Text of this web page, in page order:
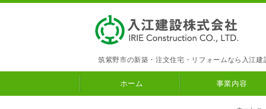
筑紫野市の新築・注文住宅・リフォームなら入江建
ホーム 事業内容